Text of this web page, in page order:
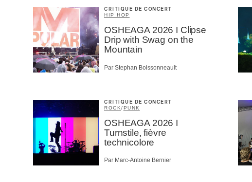
CRITIQUE DE CONCERT
HIP HOP
OSHEAGA 2026 I Clipse
Drip with Swag on the
Mountain
Par Stephan Boissonneault
CRITIQUE DE CONCERT
ROCK/PUNK
OSHEAGA 2026 I
Turnstile, fièvre
technicolore
Par Marc-Antoine Bernier